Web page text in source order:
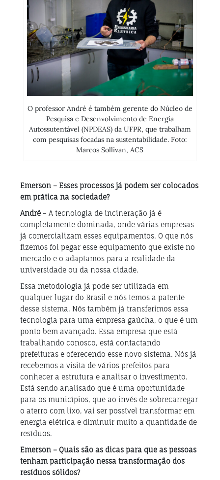
O professor André é também gerente do Núcleo de
Pesquisa e Desenvolvimento de Energia
Autossutentável (NPDEAS) da UFPR, que trabalham
com pesquisas focadas na sustentabilidade. Foto:
Marcos Sollivan, ACS
Emerson – Esses processos já podem ser colocados
em prática na sociedade?
André – A tecnologia de incineração já é
completamente dominada, onde várias empresas
já comercializam esses equipamentos. O que nós
fizemos foi pegar esse equipamento que existe no
mercado e o adaptamos para a realidade da
universidade ou da nossa cidade.
Essa metodologia já pode ser utilizada em
qualquer lugar do Brasil e nós temos a patente
desse sistema. Nós também já transferimos essa
tecnologia para uma empresa gaúcha, o que é um
ponto bem avançado. Essa empresa que está
trabalhando conosco, está contactando
prefeituras e oferecendo esse novo sistema. Nós já
recebemos a visita de vários prefeitos para
conhecer a estrutura e analisar o investimento.
Está sendo analisado que é uma oportunidade
para os municípios, que ao invés de sobrecarregar
o aterro com lixo, vai ser possível transformar em
energia elétrica e diminuir muito a quantidade de
resíduos.
Emerson – Quais são as dicas para que as pessoas
tenham participação nessa transformação dos
resíduos sólidos?